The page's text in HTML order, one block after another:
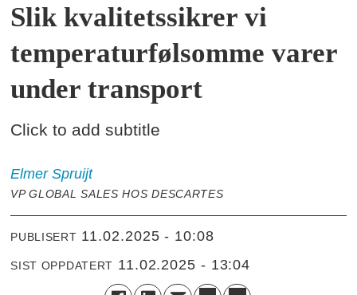
Slik kvalitetssikrer vi
temperaturfølsomme varer
under transport
Click to add subtitle
Elmer Spruijt
VP GLOBAL SALES HOS DESCARTES
PUBLISERT 11.02.2025 - 10:08
SIST OPPDATERT 11.02.2025 - 13:04